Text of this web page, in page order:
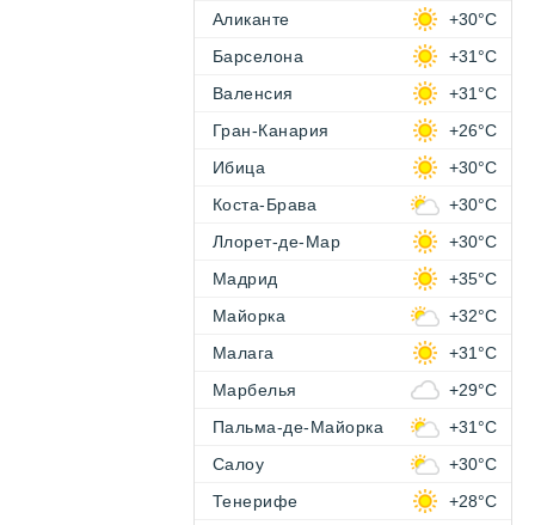
Аликанте
+30°C
Барселона
+31°C
Валенсия
+31°C
Гран-Канария
+26°C
Ибица
+30°C
Коста-Брава
+30°C
Ллорет-де-Мар
+30°C
Мадрид
+35°C
Майорка
+32°C
Малага
+31°C
Марбелья
+29°C
Пальма-де-Майорка
+31°C
Салоу
+30°C
Тенерифе
+28°C